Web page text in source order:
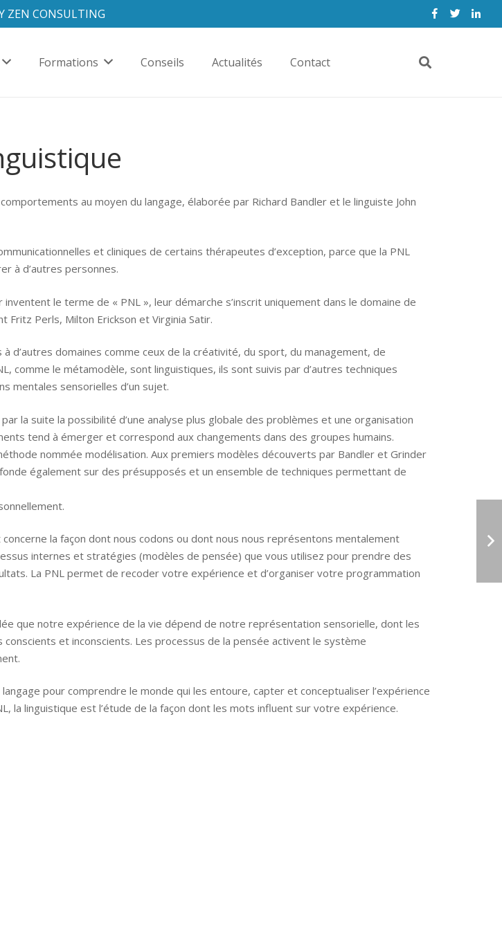
ZEN CONSULTING
Formations Conseils Actualités Contact
au moyen du langage, élaborée par Richard Bandler et le linguiste John
et cliniques de certains thérapeutes d’exception, parce que la PNL
à d’autres personnes.
le terme de « PNL », leur démarche s’inscrit uniquement dans le domaine de
Fritz Perls, Milton Erickson et Virginia Satir.
domaines comme ceux de la créativité, du sport, du management, de
comme le métamodèle, sont linguistiques, ils sont suivis par d’autres techniques
mentales sensorielles d’un sujet.
la suite la possibilité d’une analyse plus globale des problèmes et une organisation
tend à émerger et correspond aux changements dans des groupes humains.
nommée modélisation. Aux premiers modèles découverts par Bandler et Grinder
également sur des présupposés et un ensemble de techniques permettant de
la façon dont nous codons ou dont nous nous représentons mentalement
internes et stratégies (modèles de pensée) que vous utilisez pour prendre des
La PNL permet de recoder votre expérience et d’organiser votre programmation
que notre expérience de la vie dépend de notre représentation sensorielle, dont les
et inconscients. Les processus de la pensée activent le système
pour comprendre le monde qui les entoure, capter et conceptualiser l’expérience
la linguistique est l’étude de la façon dont les mots influent sur votre expérience.